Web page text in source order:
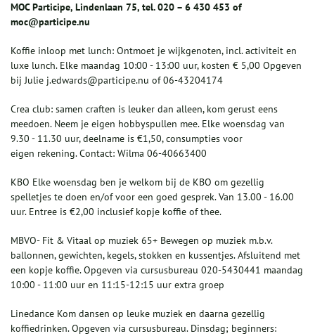
MOC Participe, Lindenlaan 75, tel. 020 – 6 430 453 of
moc@participe.nu
Koffie inloop met lunch: Ontmoet je wijkgenoten, incl. activiteit en
luxe lunch. Elke maandag 10:00 - 13:00 uur, kosten € 5,00 Opgeven
bij Julie j.edwards@participe.nu of 06-43204174
Crea club: samen craften is leuker dan alleen, kom gerust eens
meedoen. Neem je eigen hobbyspullen mee. Elke woensdag van
9.30 - 11.30 uur, deelname is €1,50, consumpties voor
eigen rekening. Contact: Wilma 06-40663400
KBO Elke woensdag ben je welkom bij de KBO om gezellig
spelletjes te doen en/of voor een goed gesprek. Van 13.00 - 16.00
uur. Entree is €2,00 inclusief kopje koffie of thee.
MBVO- Fit & Vitaal op muziek 65+ Bewegen op muziek m.b.v.
ballonnen, gewichten, kegels, stokken en kussentjes. Afsluitend met
een kopje koffie. Opgeven via cursusbureau 020-5430441 maandag
10:00 - 11:00 uur en 11:15-12:15 uur extra groep
Linedance Kom dansen op leuke muziek en daarna gezellig
koffiedrinken. Opgeven via cursusbureau. Dinsdag; beginners: